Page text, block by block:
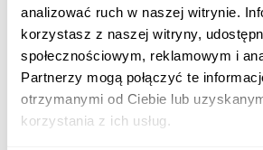
analizować ruch w naszej witrynie.
korzystasz z naszej witryny,
społecznościowym, reklamowym i
Partnerzy mogą połączyć te
otrzymanymi od Ciebie lub
korzystania z ich usług.
Własność intelektualna